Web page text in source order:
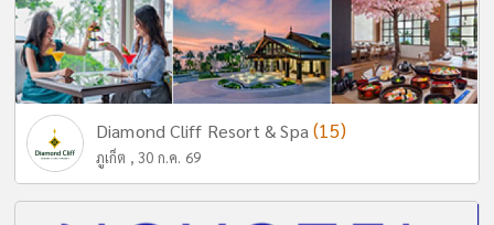
Diamond Cliff Resort & Spa(15)
ภูเก็ต , 30 ก.ค. 69